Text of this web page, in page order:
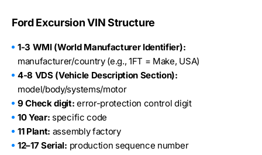
Ford Excursion VIN Structure
1-3 WMI (World Manufacturer Identifier):
manufacturer/country (e.g., 1FT = Make, USA)
4-8 VDS (Vehicle Description Section):
model/body/systems/motor
9 Check digit: error-protection control digit
10 Year: specific code
11 Plant: assembly factory
12–17 Serial: production sequence number